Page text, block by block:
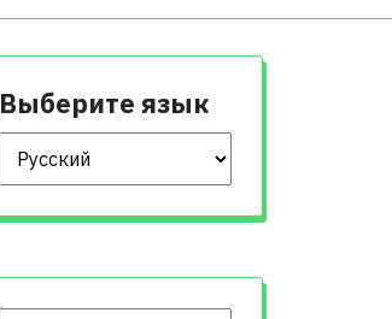
Выберите язык
Выберите язык